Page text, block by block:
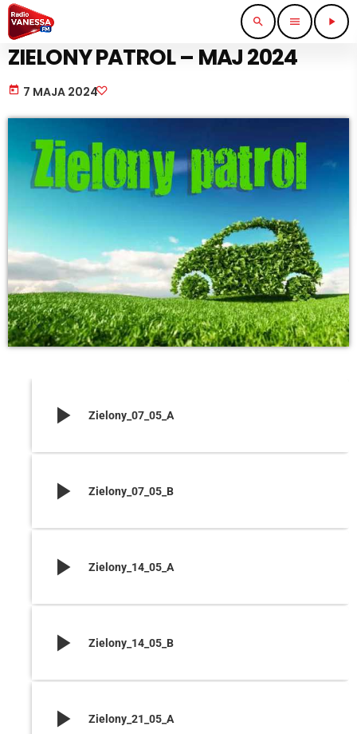
search menu play_arrow
BEZ KATEGORII
ZIELONY PATROL – MAJ 2024
today 7 MAJA 2024
play_arrow Zielony_07_05_A
play_arrow Zielony_07_05_B
play_arrow Zielony_14_05_A
play_arrow Zielony_14_05_B
play_arrow Zielony_21_05_A